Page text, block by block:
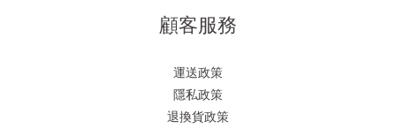
顧客服務
運送政策
隱私政策
退換貨政策